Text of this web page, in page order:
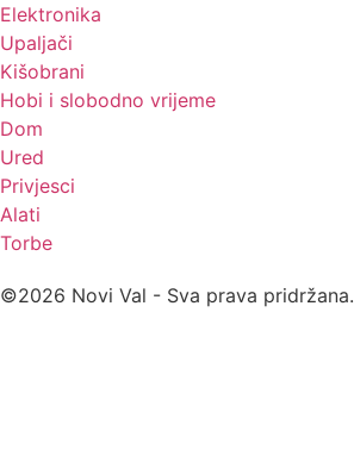
Elektronika
Upaljači
Kišobrani
Hobi i slobodno vrijeme
Dom
Ured
Privjesci
Alati
Torbe
©2026 Novi Val - Sva prava pridržana.